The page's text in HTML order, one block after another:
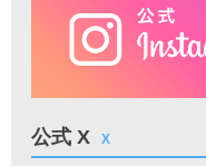
公式 X X